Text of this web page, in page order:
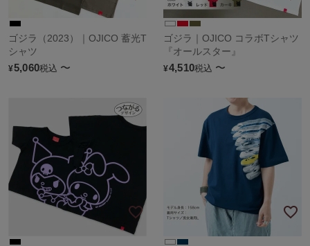
ゴジラ（2023）｜OJICO 蓄光T
シャツ
¥5,060税込 〜
ゴジラ｜OJICO コラボTシャツ
『オールスター』
¥4,510税込 〜